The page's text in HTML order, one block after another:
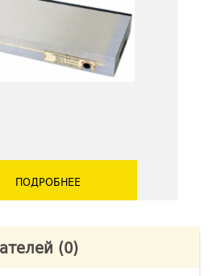
ПОДРОБНЕЕ
(0)